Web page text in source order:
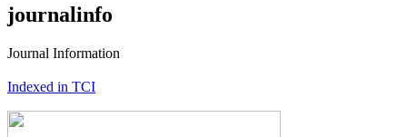
journalinfo
Journal Information
Indexed in TCI